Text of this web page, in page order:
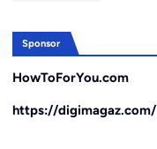
Sponsor
HowToForYou.com
https://digimagaz.com/